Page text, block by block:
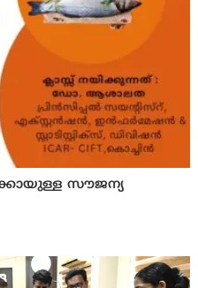
സൗജന്യ